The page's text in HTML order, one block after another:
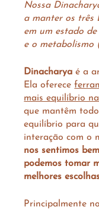
Nossa
a manter os três
em um estado
e o metabolismo
Dinacharya é a
Ela oferece
mais equilíbrio
que mantêm
equilíbrio para
interação com o
nos sentimos
podemos tomar
melhores
Principalmente